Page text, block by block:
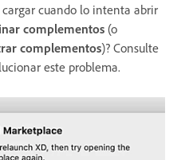
cuando lo intenta abrir
complementos(o
complementos)? Consulte
este problema.